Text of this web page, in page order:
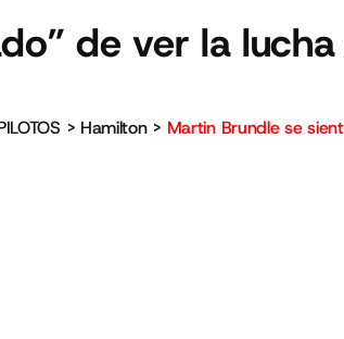
de ver la
> Hamilton> Martin Brundle se